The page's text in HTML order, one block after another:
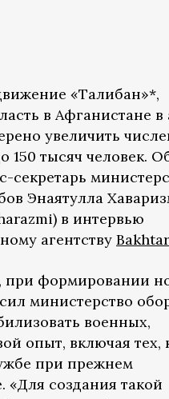
«Талибан»*,
в Афганистане в
увеличить
150 тысяч человек.
секретарь
Энаятулла
в интервью
агентству Bakhtar
при формировании
министерство
военных,
опыт, включая тех,
при прежнем
«Для создания такой